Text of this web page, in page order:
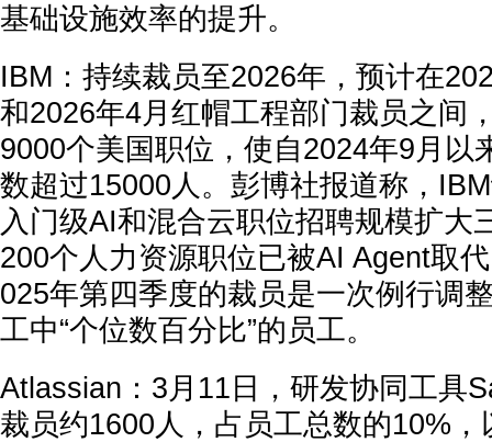
基础设施效率的提升。
IBM： 持续裁员至2026年，预计在
和2026年4月红帽工程部门裁员之间
9000个美国职位 ，使自2024年9月
数超过15000人。彭博社报道称，
入门级AI和混合云职位招聘规模扩大
200个人力资源职位已被AI Agent取
025年第四季度的裁员是一次例行调
工中“个位数百分比”的员工。
Atlassian： 3月11日，研发协同工具
裁员约1600人 ，占员工总数的10%